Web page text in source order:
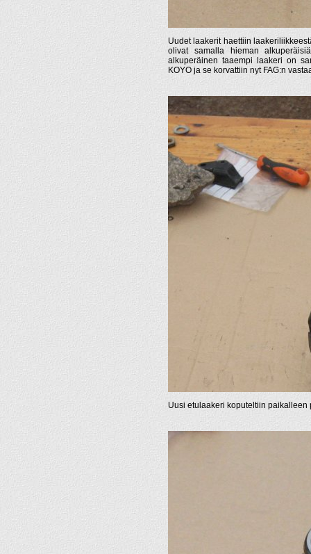
Uudet laakerit haettiin
olivat samalla hieman
alkuperäinen taaempi laakeri on
KOYO ja se korvattiin nyt FAG:n
Uusi etulaakeri koputeltiin